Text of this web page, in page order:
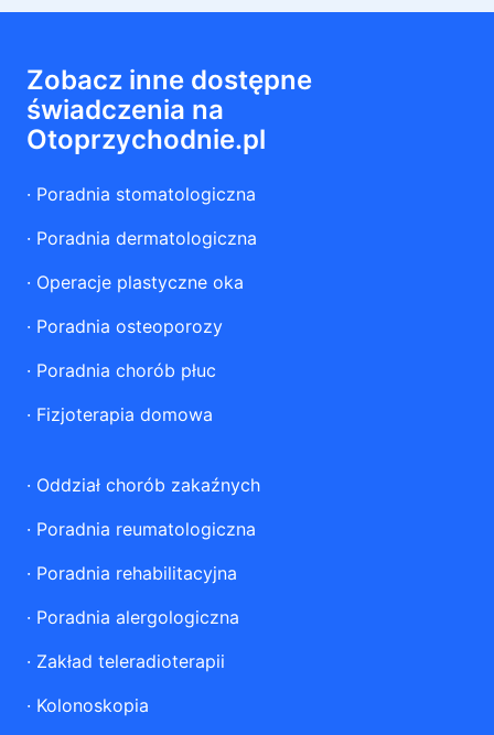
Zobacz inne dostępne
świadczenia na
Otoprzychodnie.pl
· Poradnia stomatologiczna
· Poradnia dermatologiczna
· Operacje plastyczne oka
· Poradnia osteoporozy
· Poradnia chorób płuc
· Fizjoterapia domowa
· Oddział chorób zakaźnych
· Poradnia reumatologiczna
· Poradnia rehabilitacyjna
· Poradnia alergologiczna
· Zakład teleradioterapii
· Kolonoskopia